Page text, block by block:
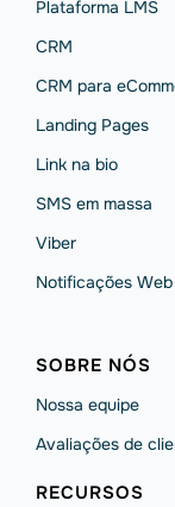
Plataforma LMS
CRM
CRM para
Landing Pages
Link na bio
SMS em massa
Viber
Notificações
SOBRE NÓS
Nossa equipe
Avaliações de
RECURSOS